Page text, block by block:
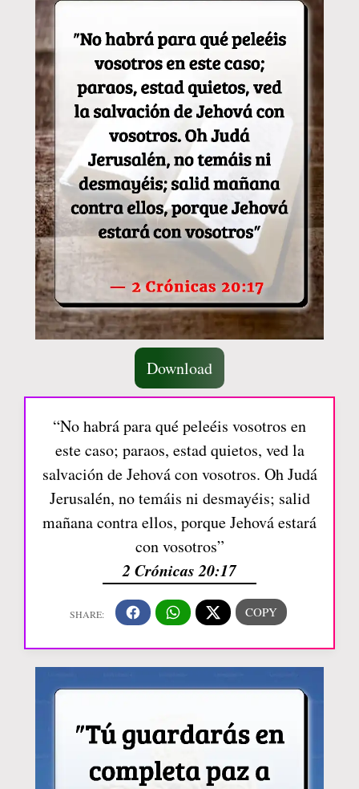
Download
“No habrá para qué peleéis vosotros en
este caso; paraos, estad quietos, ved la
salvación de Jehová con vosotros. Oh Judá
Jerusalén, no temáis ni desmayéis; salid
mañana contra ellos, porque Jehová estará
con vosotros”
2 Crónicas 20:17